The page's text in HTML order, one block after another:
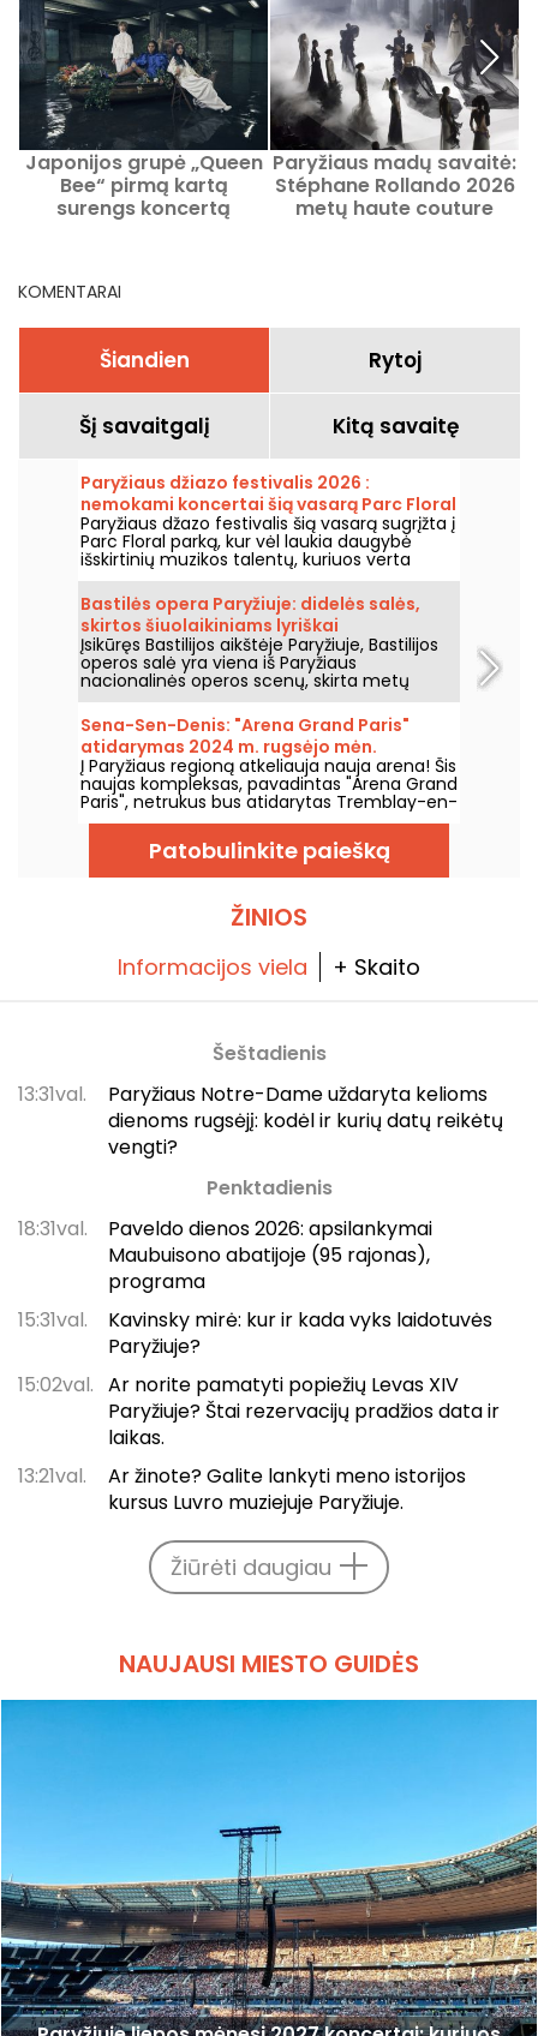
Japonijos grupė „Queen
Bee“ pirmą kartą
surengs koncertą
Paryžiaus madų savaitė:
Stéphane Rollando 2026
metų haute couture
KOMENTARAI
Šiandien Rytoj
Šį savaitgalį Kitą savaitę
Paryžiaus džiazo festivalis 2026 :
nemokami koncertai šią vasarą Parc Floral
grįžta, programa
Paryžiaus džazo festivalis šią vasarą sugrįžta į
Parc Floral parką, kur vėl laukia daugybė
išskirtinių muzikos talentų, kuriuos verta
pamatyti ir išgirsti įspūdingo kaimo ramybės
fone. Štai nemokamų koncertų programa,
kurią kviečiame atrasti nuo 2026 m. birželio
24 d. iki 2026 m. rugsėjo 6 d.
Bastilės opera Paryžiuje: didelės salės,
skirtos šiuolaikiniams lyriškai
spektakliams
Įsikūręs Bastilijos aikštėje Paryžiuje, Bastilijos
operos salė yra viena iš Paryžiaus
nacionalinės operos scenų, skirta metų
bėgyje rengti operas ir baletus. Atidaryta
1989 metais, ši šiuolaikinė architektūros
erdvė pritraukia plačią auditoriją ir tampa
svarbiu tašku, kur sužinoti apie šalies lyriškus
ir choreografinius pasirodymus sostinėje.
Sena-Sen-Denis: "Arena Grand Paris"
atidarymas 2024 m. rugsėjo mėn.
Į Paryžiaus regioną atkeliauja nauja arena! Šis
naujas kompleksas, pavadintas "Arena Grand
Paris", netrukus bus atidarytas Tremblay-en-
France, Seine-Saint-Denis, ir turės dvi 7000 ir
2000 vietų sales. Mes jums viską apie tai
papasakosime.Patobulinkite paiešką
ŽINIOS
Informacijos viela + Skaito
Šeštadienis
13:31val.
Paryžiaus Notre-Dame uždaryta kelioms
dienoms rugsėjį: kodėl ir kurių datų reikėtų
vengti?
Penktadienis
18:31val.
Paveldo dienos 2026: apsilankymai
Maubuisono abatijoje (95 rajonas),
programa
15:31val.
Kavinsky mirė: kur ir kada vyks laidotuvės
Paryžiuje?
15:02val. Ar norite pamatyti popiežių Levas XIV
Paryžiuje? Štai rezervacijų pradžios data ir
laikas.
13:21val.
Ar žinote? Galite lankyti meno istorijos
kursus Luvro muziejuje Paryžiuje.
Žiūrėti daugiau
NAUJAUSI MIESTO GUIDĖS